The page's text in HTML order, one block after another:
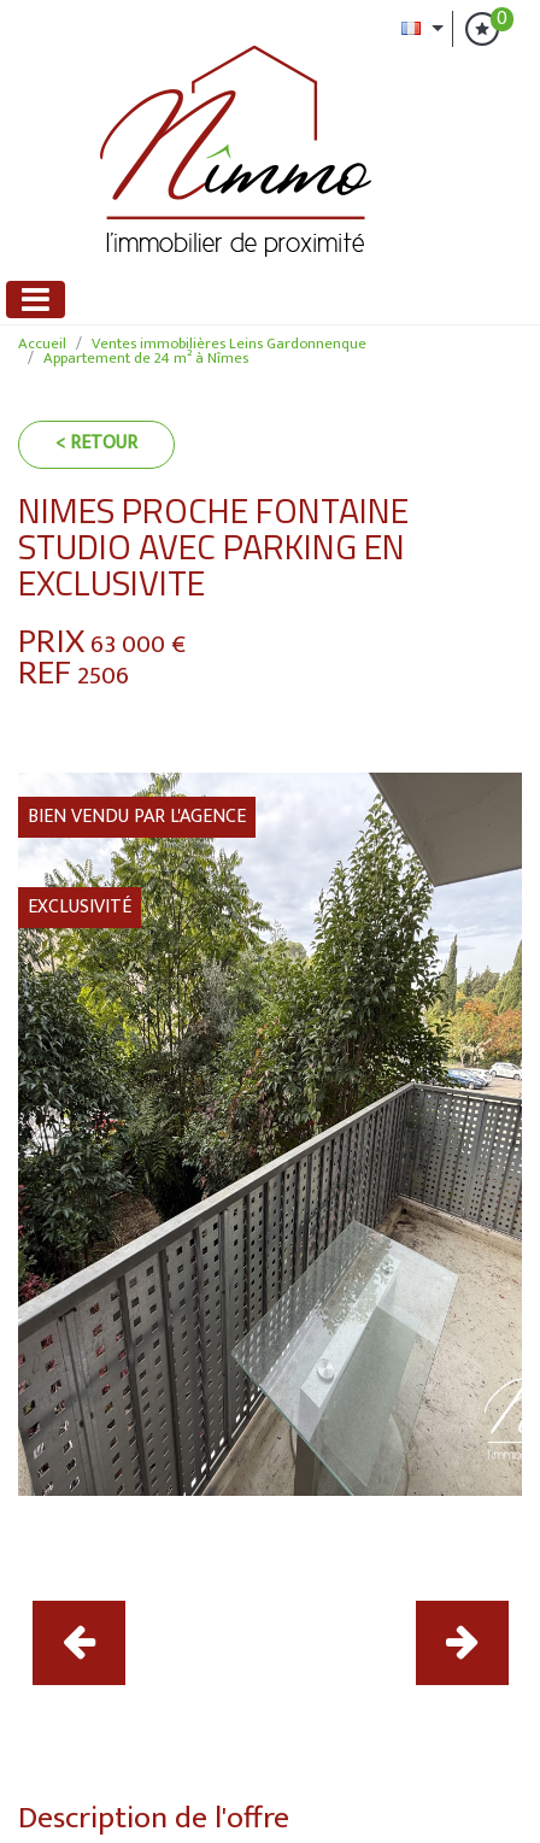
0
Accueil Ventes immobilières Leins Gardonnenque
Appartement de 24 m² à Nîmes
< RETOUR
NIMES PROCHE FONTAINE
STUDIO AVEC PARKING EN
EXCLUSIVITE
PRIX 63 000 €
REF 2506
BIEN VENDU PAR L'AGENCE
EXCLUSIVITÉ
Description de l'offre